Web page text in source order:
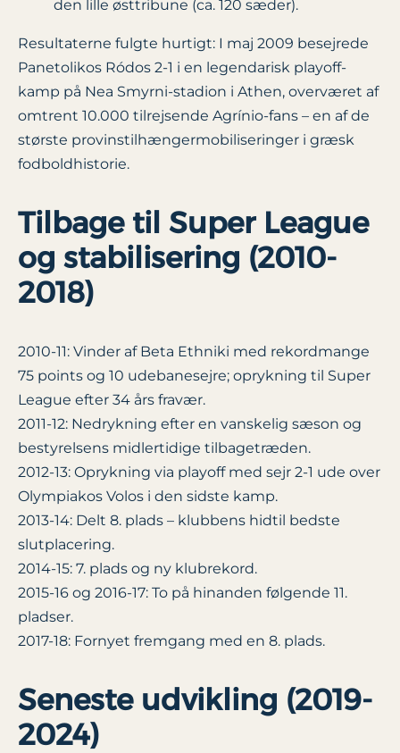
den lille østtribune (ca. 120 sæder).
Resultaterne fulgte hurtigt: I maj 2009 besejrede
Panetolikos Ródos 2-1 i en legendarisk playoff-
kamp på Nea Smyrni-stadion i Athen, overværet af
omtrent 10.000 tilrejsende Agrínio-fans – en af de
største provinstilhængermobiliseringer i græsk
fodboldhistorie.
Tilbage til Super League
og stabilisering (2010-
2018)
2010-11: Vinder af Beta Ethniki med rekordmange
75 points og 10 udebanesejre; oprykning til Super
League efter 34 års fravær.
2011-12: Nedrykning efter en vanskelig sæson og
bestyrelsens midlertidige tilbagetræden.
2012-13: Oprykning via playoff med sejr 2-1 ude over
Olympiakos Volos i den sidste kamp.
2013-14: Delt 8. plads – klubbens hidtil bedste
slutplacering.
2014-15: 7. plads og ny klubrekord.
2015-16 og 2016-17: To på hinanden følgende 11.
pladser.
2017-18: Fornyet fremgang med en 8. plads.
Seneste udvikling (2019-
2024)